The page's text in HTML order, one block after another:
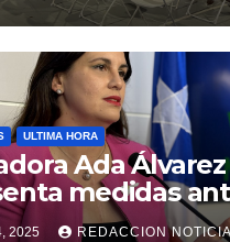
ULTIMA HORA
Ada Álvarez
medidas
en el
2025 REDACCION